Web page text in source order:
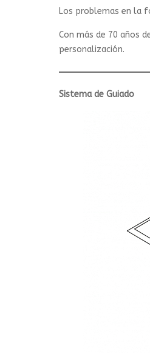
Los problemas en la
Con más de 70 años
personalización.
Sistema de Guiado